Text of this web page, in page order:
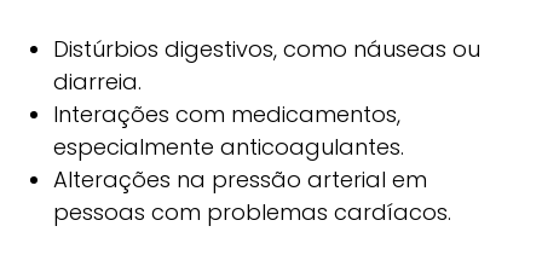
Distúrbios digestivos, como náuseas ou
diarreia.
Interações com medicamentos,
especialmente anticoagulantes.
Alterações na pressão arterial em
pessoas com problemas cardíacos.